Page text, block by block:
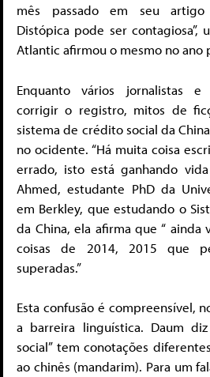
mês passado em seu artigo
Distópica pode ser contagiosa”,
Atlantic afirmou o mesmo no ano
Enquanto vários jornalistas e
corrigir o registro, mitos de
sistema de crédito social da
no ocidente. “Há muita coisa
errado, isto está ganhando vida
Ahmed, estudante PhD da
em Berkley, que estudando o
da China, ela afirma que “
coisas de 2014, 2015 que
superadas.”
Esta confusão é compreensível,
a barreira linguística. Daum
social” tem conotações
ao chinês (mandarim). Para um